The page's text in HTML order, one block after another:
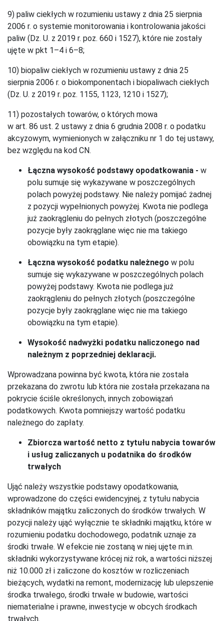
9) paliw ciekłych w rozumieniu ustawy z dnia 25 sierpnia
2006 r. o systemie monitorowania i kontrolowania jakości
paliw (Dz. U. z 2019 r. poz. 660 i 1527), które nie zostały
ujęte w pkt 1–4 i 6–8;
10) biopaliw ciekłych w rozumieniu ustawy z dnia 25
sierpnia 2006 r. o biokomponentach i biopaliwach ciekłych
(Dz. U. z 2019 r. poz. 1155, 1123, 1210 i 1527);
11) pozostałych towarów, o których mowa
w art. 86 ust. 2 ustawy z dnia 6 grudnia 2008 r. o podatku
akcyzowym, wymienionych w załączniku nr 1 do tej ustawy,
bez względu na kod CN.
Łączna wysokość podstawy opodatkowania - w
polu sumuje się wykazywane w poszczególnych
polach powyżej podstawy. Nie należy pomijać żadnej
z pozycji wypełnionych powyżej. Kwota nie podlega
już zaokrągleniu do pełnych złotych (poszczególne
pozycje były zaokrąglane więc nie ma takiego
obowiązku na tym etapie).
Łączna wysokość podatku należnego w polu
sumuje się wykazywane w poszczególnych polach
powyżej podstawy. Kwota nie podlega już
zaokrągleniu do pełnych złotych (poszczególne
pozycje były zaokrąglane więc nie ma takiego
obowiązku na tym etapie).
Wysokość nadwyżki podatku naliczonego nad
należnym z poprzedniej deklaracji.
Wprowadzana powinna być kwota, która nie została
przekazana do zwrotu lub która nie została przekazana na
pokrycie ściśle określonych, innych zobowiązań
podatkowych. Kwota pomniejszy wartość podatku
należnego do zapłaty.
Zbiorcza wartość netto z tytułu nabycia towarów
i usług zaliczanych u podatnika do środków
trwałych
Ująć należy wszystkie podstawy opodatkowania,
wprowadzone do części ewidencyjnej, z tytułu nabycia
składników majątku zaliczonych do środków trwałych. W
pozycji należy ująć wyłącznie te składniki majątku, które w
rozumieniu podatku dochodowego, podatnik uznaje za
środki trwałe. W efekcie nie zostaną w niej ujęte m.in.
składniki wykorzystywane krócej niż rok, a wartości niższej
niż 10.000 zł i zaliczone do kosztów w rozliczeniach
bieżących, wydatki na remont, modernizację lub ulepszenie
środka trwałego, środki trwałe w budowie, wartości
niematerialne i prawne, inwestycje w obcych środkach
trwałych.